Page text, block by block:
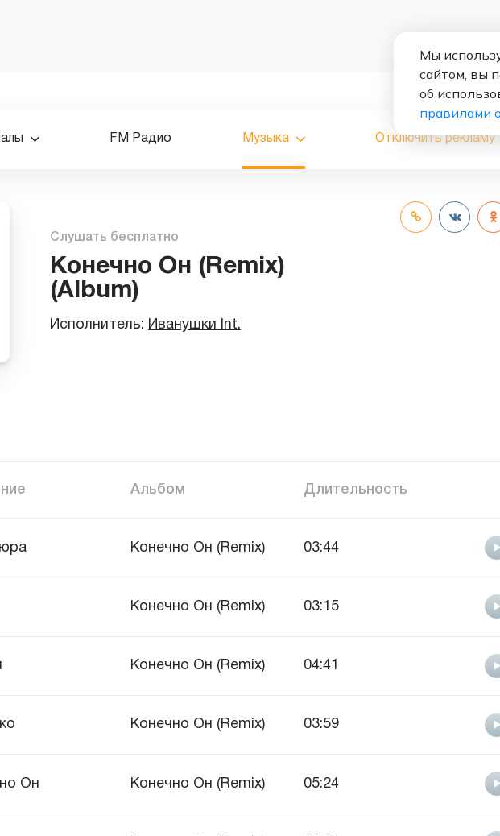
FM Радио Музыка Отключить рекламу
Слушать бесплатно
Конечно Он (Remix)
(Album)
Исполнитель: Иванушки Int.
Альбом Длительность
Конечно Он (Remix) 03:44
Конечно Он (Remix) 03:15
Конечно Он (Remix) 04:41
Конечно Он (Remix) 03:59
Он Конечно Он (Remix) 05:24
Мы
сайтом, вы
об
правилами